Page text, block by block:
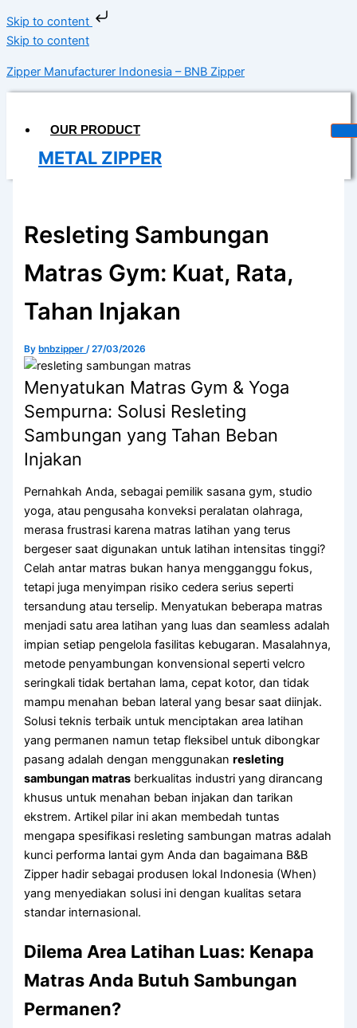
Skip to content
Skip to content
Zipper Manufacturer Indonesia – BNB Zipper
OUR PRODUCT
METAL ZIPPER
COIL ZIPPER
INVISIBLE ZIPPER
WATERPROOF ZIPPER
MAGIC TAPE
LONGCHAIN
SLIDER
SPUN POLYESTER
WEBBING
ELASTIK
EYELET
ACCESSORIES
ABOUT US
ARTICLES
CONTACT US
CATALOG
X
Resleting Sambungan
Matras Gym: Kuat, Rata,
Tahan Injakan
Bybnbzipper/27/03/2026
Menyatukan Matras Gym & Yoga
Sempurna: Solusi Resleting
Sambungan yang Tahan Beban
Injakan
Pernahkah Anda, sebagai pemilik sasana gym, studio
yoga, atau pengusaha konveksi peralatan olahraga,
merasa frustrasi karena matras latihan yang terus
bergeser saat digunakan untuk latihan intensitas tinggi?
Celah antar matras bukan hanya mengganggu fokus,
tetapi juga menyimpan risiko cedera serius seperti
tersandung atau terselip. Menyatukan beberapa matras
menjadi satu area latihan yang luas dan seamless adalah
impian setiap pengelola fasilitas kebugaran. Masalahnya,
metode penyambungan konvensional seperti velcro
seringkali tidak bertahan lama, cepat kotor, dan tidak
mampu menahan beban lateral yang besar saat diinjak.
Solusi teknis terbaik untuk menciptakan area latihan
yang permanen namun tetap fleksibel untuk dibongkar
pasang adalah dengan menggunakanresleting
sambungan matras berkualitas industri yang dirancang
khusus untuk menahan beban injakan dan tarikan
ekstrem. Artikel pilar ini akan membedah tuntas
mengapa spesifikasi resleting sambungan matras adalah
kunci performa lantai gym Anda dan bagaimana B&B
Zipper hadir sebagai produsen lokal Indonesia (When)
yang menyediakan solusi ini dengan kualitas setara
standar internasional.
Dilema Area Latihan Luas: Kenapa
Matras Anda Butuh Sambungan
Permanen?